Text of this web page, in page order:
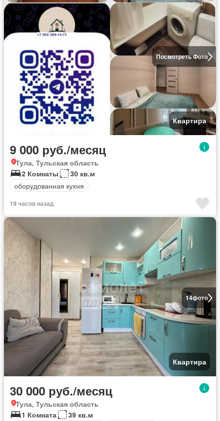
Посмотреть Фото
Квартира
9 000 руб./месяц
Тула, Тульская область
2 Комнаты
30 кв.м
оборудованная кухня
19 часов назад
14фото
Квартира
30 000 руб./месяц
Тула, Тульская область
1 Комната
39 кв.м